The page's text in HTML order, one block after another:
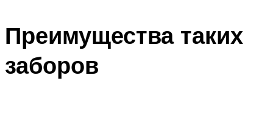
Преимущества таких
заборов